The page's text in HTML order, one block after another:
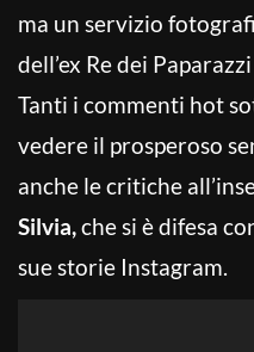
ma un servizio
dell’ex Re dei
Tanti i commenti hot
vedere il prosperoso
anche le critiche
Silvia,che si è difesa
sue storie Instagram.